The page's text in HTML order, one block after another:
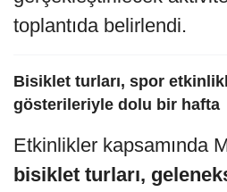
toplantıda belirlendi.
Bisiklet turları, spor
gösterileriyle dolu bir hafta
Etkinlikler kapsamında
bisiklet turları,